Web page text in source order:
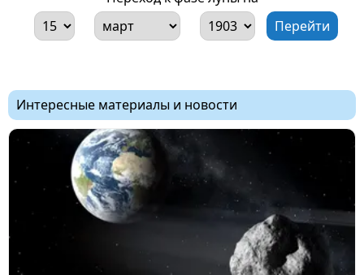
Интересные материалы и новости